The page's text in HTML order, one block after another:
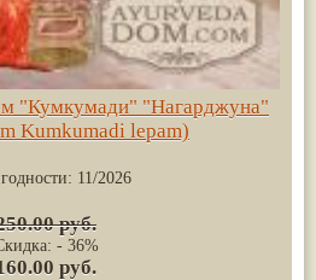
"Кумкумади" "Нагарджуна"
Kumkumadi lepam)
11/2026
руб.
- 36%
руб.